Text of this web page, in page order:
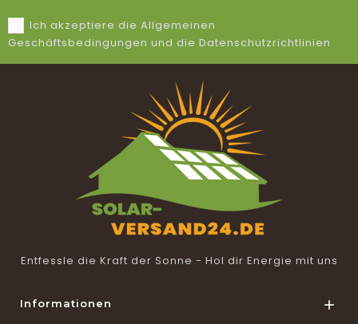
Ich akzeptiere die Allgemeinen
Geschäftsbedingungen und die Datenschutzrichtlinien
Entfessle die Kraft der Sonne - Hol dir Energie mit uns
Informationen 